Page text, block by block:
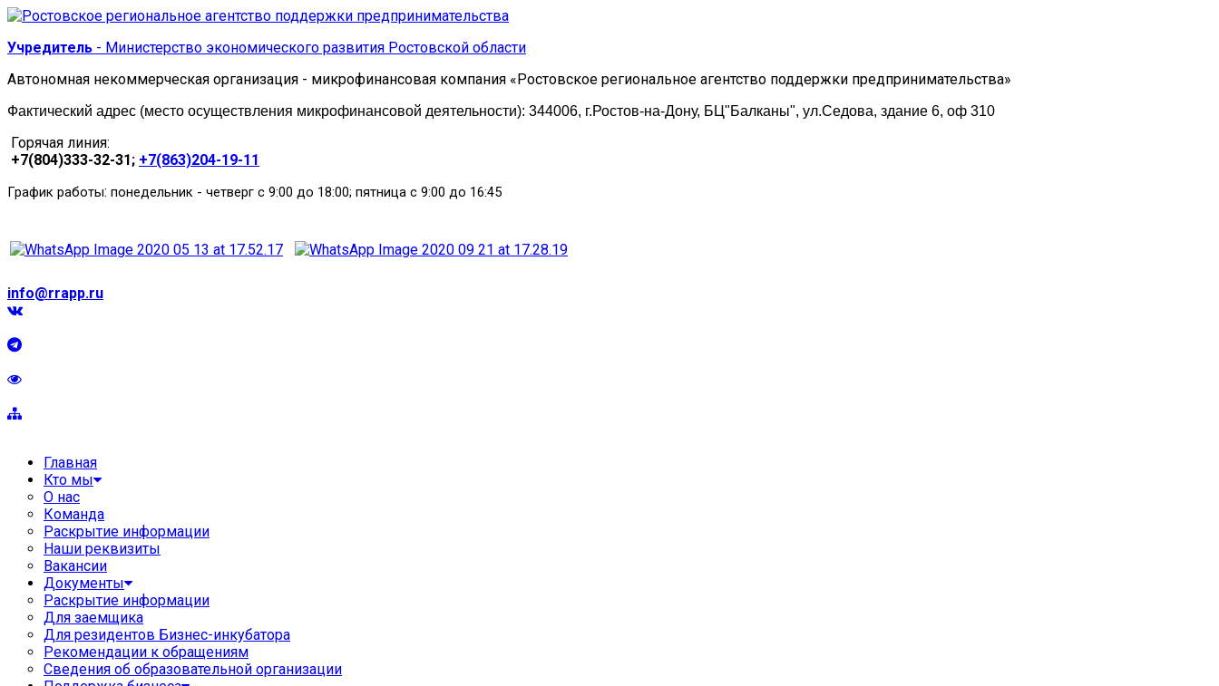
Учредитель - Министерство экономического развития Ростовской области
Автономная некоммерческая организация - микрофинансовая компания «Ростовское региональное агентство поддержки предпринимательства»
Фактический адрес (место осуществления микрофинансовой деятельности): 344006, г.Ростов-на-Дону, БЦ"Балканы", ул.Седова, здание 6, оф 310
Горячая линия:
+7(804)333-32-31; +7(863)204-19-11
График работы: понедельник - четверг с 9:00 до 18:00; пятница с 9:00 до 16:45
info@rrapp.ru
Главная
Кто мы
О нас
Команда
Раскрытие информации
Наши реквизиты
Вакансии
Документы
Раскрытие информации
Для заемщика
Для резидентов Бизнес-инкубатора
Рекомендации к обращениям
Сведения об образовательной организации